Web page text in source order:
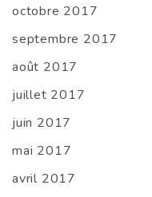
octobre 2017
septembre 2017
août 2017
juillet 2017
juin 2017
mai 2017
avril 2017